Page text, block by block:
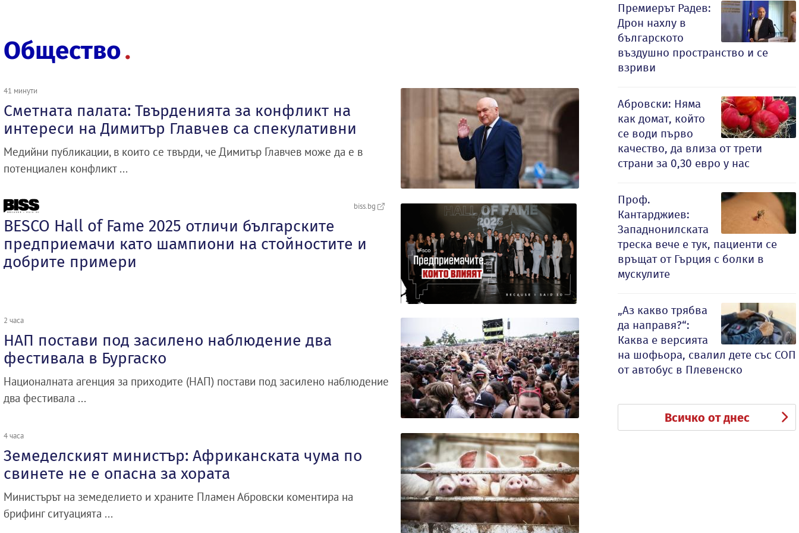
Общество
41 минути
Сметната палата: Твърденията за конфликт на
интереси на Димитър Главчев са спекулативни
Медийни публикации, в които се твърди, че Димитър Главчев може да е в
потенциален конфликт ...
biss.bg
BESCO Hall of Fame 2025 отличи българските
предприемачи като шампиони на стойностите и
добрите примери
2 часа
НАП постави под засилено наблюдение два
фестивала в Бургаско
Националната агенция за приходите (НАП) постави под засилено наблюдение
два фестивала ...
4 часа
Земеделският министър: Африканската чума по
свинете не е опасна за хората
Министърът на земеделието и храните Пламен Абровски коментира на
брифинг ситуацията ...
Премиерът Радев:
Дрон нахлу в
българското
въздушно пространство и се
взриви
Абровски: Няма
как домат, който
се води първо
качество, да влиза от трети
страни за 0,30 евро у нас
Проф.
Кантарджиев:
Западнонилската
треска вече е тук, пациенти се
връщат от Гърция с болки в
мускулите
„Аз какво трябва
да направя?“:
Каква е версията
на шофьора, свалил дете със СОП
от автобус в Плевенско
Всичко от днес